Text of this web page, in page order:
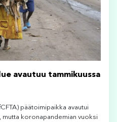
avautuu tammikuussa
päätoimipaikka avautui
mutta koronapandemian vuoksi